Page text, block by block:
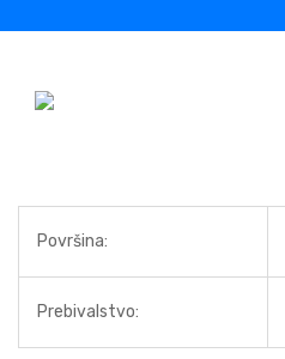
Površina:
Prebivalstvo: